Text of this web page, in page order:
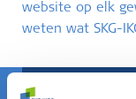
website op elk
weten wat SKG-